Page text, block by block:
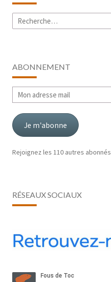
Rechercher :
ABONNEMENT
Mon
adresse
mail
Je m'abonne
Rejoignez les 110 autres abonnés
RÉSEAUX SOCIAUX